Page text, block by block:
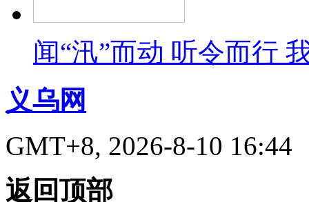
闻“汛”而动 听令而行
义乌网
GMT+8, 2026-8-10 16:44
返回顶部